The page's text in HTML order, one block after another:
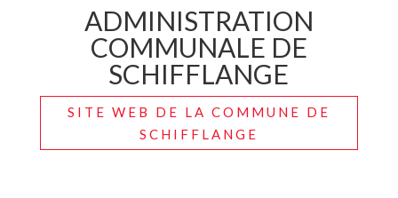
ADMINISTRATION
COMMUNALE DE
SCHIFFLANGE
SITE WEB DE LA COMMUNE DE
SCHIFFLANGE